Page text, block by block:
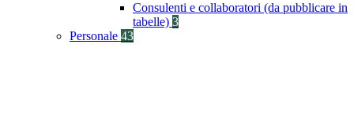
Consulenti e collaboratori (da pubblicare in
tabelle) 3
Personale 43